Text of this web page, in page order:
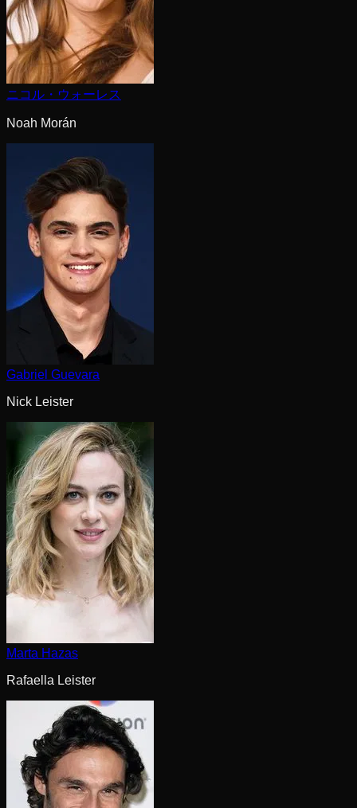
ニコル・ウォーレス
Noah Morán
Gabriel Guevara
Nick Leister
Marta Hazas
Rafaella Leister